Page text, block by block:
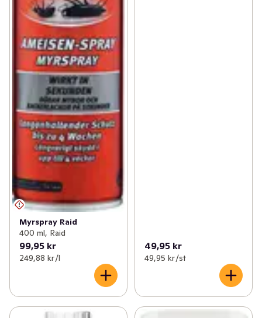
Säsongspynt (7)
Myrspray Raid
400 ml, Raid
99,95 kr
249,88 kr /l
49,95 kr
49,95 kr /st